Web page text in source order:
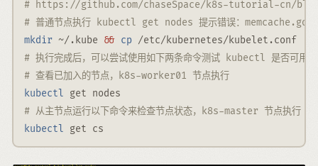
# https://github.com/chaseSpace/k8s-tutorial-cn/blob/main/
# 普通节点执行 kubectl get nodes 提示错误：
mkdir ~/.kube && cp /etc/kubernetes/kubelet.conf
# 执行完成后，可以尝试使用如下两条命令测试 kubectl 是否可用
# 查看已加入的节点，k8s-worker01 节点执行
kubectl get nodes
# 从主节点运行以下命令来检查节点状态，k8s-master 节点执行
kubectl get cs